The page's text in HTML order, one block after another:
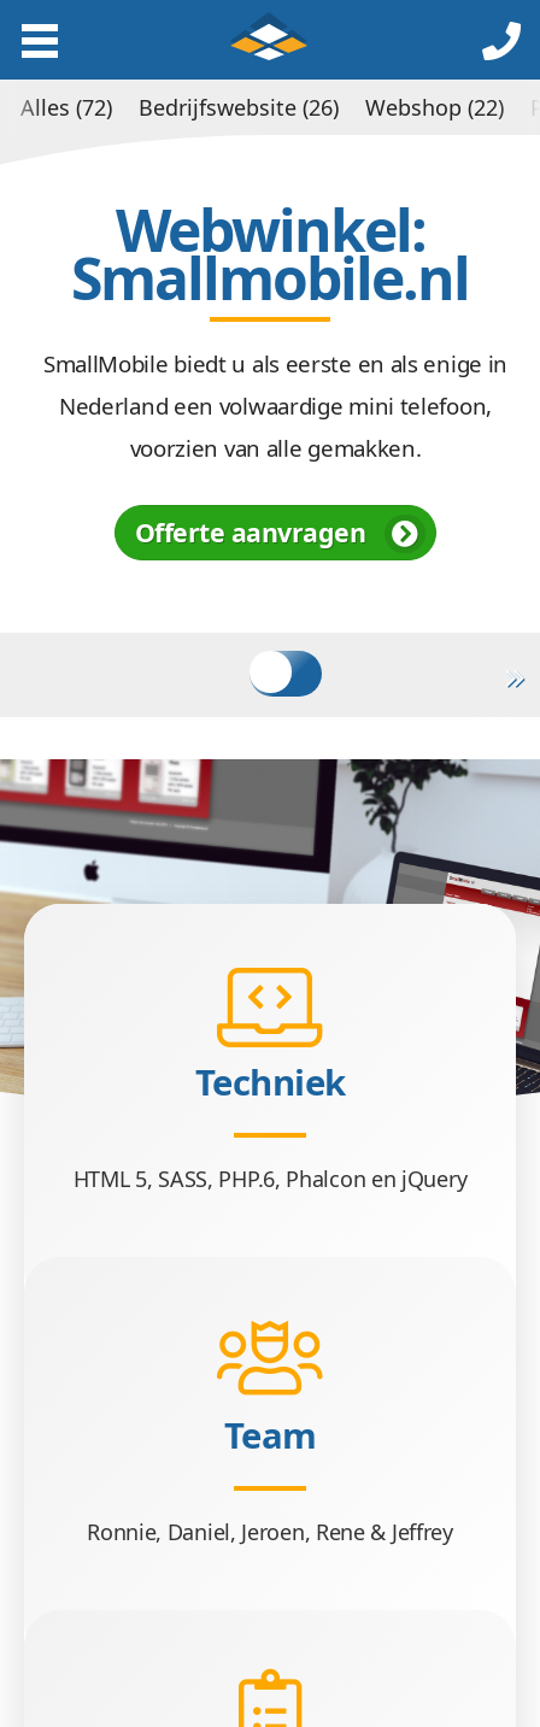
Webwinkel:
Smallmobile.nl
SmallMobile biedt u als eerste en als enige in
Nederland een volwaardige mini telefoon,
voorzien van alle gemakken.
Offerte aanvragen
Techniek
HTML 5, SASS, PHP.6, Phalcon en jQuery
Team
Ronnie, Daniel, Jeroen, Rene & Jeffrey
Alles (72) Bedrijfswebsite (26) Webshop (22)